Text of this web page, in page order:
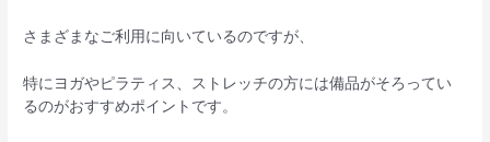
さまざまなご利用に向いているのですが、
特にヨガやピラティス、ストレッチの方には備品がそろってい
るのがおすすめポイントです。